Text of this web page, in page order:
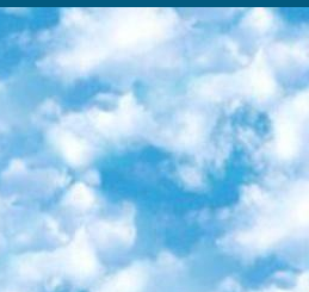
на узбекском языке) не посещающее общее среднее образование для учреждений)/Образовательное учреждение выбор письменный и устный Иностранный язык письменный/устный Письменная/устная история Узбекистана *По выбору студента:  Химия  Физика  Основы государственного права  География 10 бесплатных образовательных ресурсов - Мы составили подборку онлайн-проектов с интерактивными упражнениями, видеолекциями и статьями. Они помогут вам обрести новые и освежить старые знания бесплатно. 1. «ИНТУИТ» Старейшая образовательная площадка Рунета. Здесь вы найдёте сотни текстовых и видеокурсов на десятки различных тем — от программирования до психологии. Многие курсы подготовлены российскими университетами и крупными международными компаниями вроде Intel и Microsoft. Самостоятельное обучение бесплатное, но желающие могут оплатить услуги персональных наставников. 2. «Смартия» знакомит с актуальными профессиями и подсказывает, как им обучаться. Выбрав заинтересовавшую вас специальность — SMM-специалист, фотограф, веб-дизайнер или другую, — увидите список необходимых для неё умений. Чтобы вы могли освоить их самостоятельно, для каждого умения площадка отображает подборку ссылок на учебные материалы. Хотя «Смартия» ориентируется на русскоязычную аудиторию, часть контента всё же доступна только на английском. 3. «Лекторий Физтеха» Проект Московского физико-технического института (Физтеха). С его помощью вы можете смотреть онлайн серии лекций, записанные на видео в этом вузе. В числе доступных предметов — физика, биология, химия, информационные технологии и другие. К некоторым лекциям администрация ресурса прилагает готовые конспекты, которые можно скачивать в PDF-формате. 4. ITMOcourses Онлайн-площадка Санкт-Петербургского национального исследовательского университета информационных технологий, механики и оптики (ИТМО). Ресурс предоставляет свободный доступ к курсам, разработанным в этом вузе. Каталог материалов разбит на четыре категории: «Оптические системы и технологии», «Приборостроение и робототехника», «Информационные технологии» и «Биотехнологии». Курсы состоят из видеолекций, интерактивных демонстраций и заданий. 5. «КиберЛенинка» Электронная научная библиотека открытого доступа. Каталог площадки регулярно обрастает текстами статей из различных научных изданий. Сгруппированные по журналам и рубрикам публикации можно читать онлайн или скачивать целиком в PDF-формате. Проект нацелен на популяризацию науки за счёт открытого доступа к качественной информации. 6. «ПостНаука» На этом ресурсе